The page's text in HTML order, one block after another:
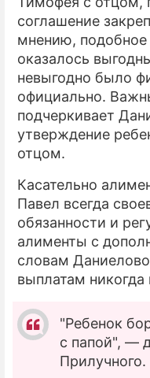
соглашение
мнению, подобное
оказалось
невыгодно было
официально.
подчеркивает
утверждение
отцом.
Касательно
Павел всегда
обязанности и
алименты с
словам
выплатам
"Ребенок
с папой", —
Прилучного.